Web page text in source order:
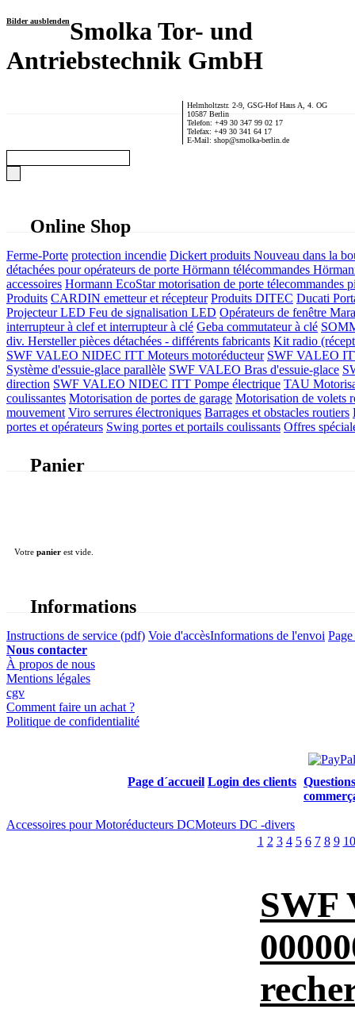
Bilder ausblendenSmolka Tor- und
Antriebstechnik GmbH
Helmholtzstr. 2-9, GSG-Hof Haus A, 4. OG
10587 Berlin
Telefon: +49 30 347 99 02 17
Telefax: +49 30 341 64 17
E-Mail: shop@smolka-berlin.de
Online Shop
Ferme-Porte protection incendie Dickert produits Nouveau dans la
détachées pour opérateurs de porte Hörmann télécommandes
accessoires Hormann EcoStar motorisation de porte télecommandes
Produits CARDIN emetteur et récepteur Produits DITEC Ducati
Projecteur LED Feu de signalisation LED Opérateurs de fenêtre
interrupteur à clef et interrupteur à clé Geba commutateur à clé
div. Herstellerpièces détachées - différents fabricants Kit radio
SWF VALEO NIDEC ITT Moteurs motoréducteur SWF VALEO
Système d'essuie-glace parallèle SWF VALEO Bras d'essuie-glace
direction SWF VALEO NIDEC ITT Pompe électrique TAU
coulissantes Motorisation de portes de garage Motorisation de volets
mouvement Viro serrures électroniques Barrages et obstacles routiers
portes et opérateurs Swing portes et portails coulissants Offres
Panier
Votre panier est vide.
Informations
Instructions de service (pdf) Voie d'accèsInformations de l'envoi
Nous contacter
À propos de nous
Mentions légales
cgv
Comment faire un achat ?
Politique de confidentialité
Page d´accueil Login des clients
Accessoires pour Motoréducteurs DCMoteurs DC -divers
1 2 3 4 5 6 7 8 9 10
SWF